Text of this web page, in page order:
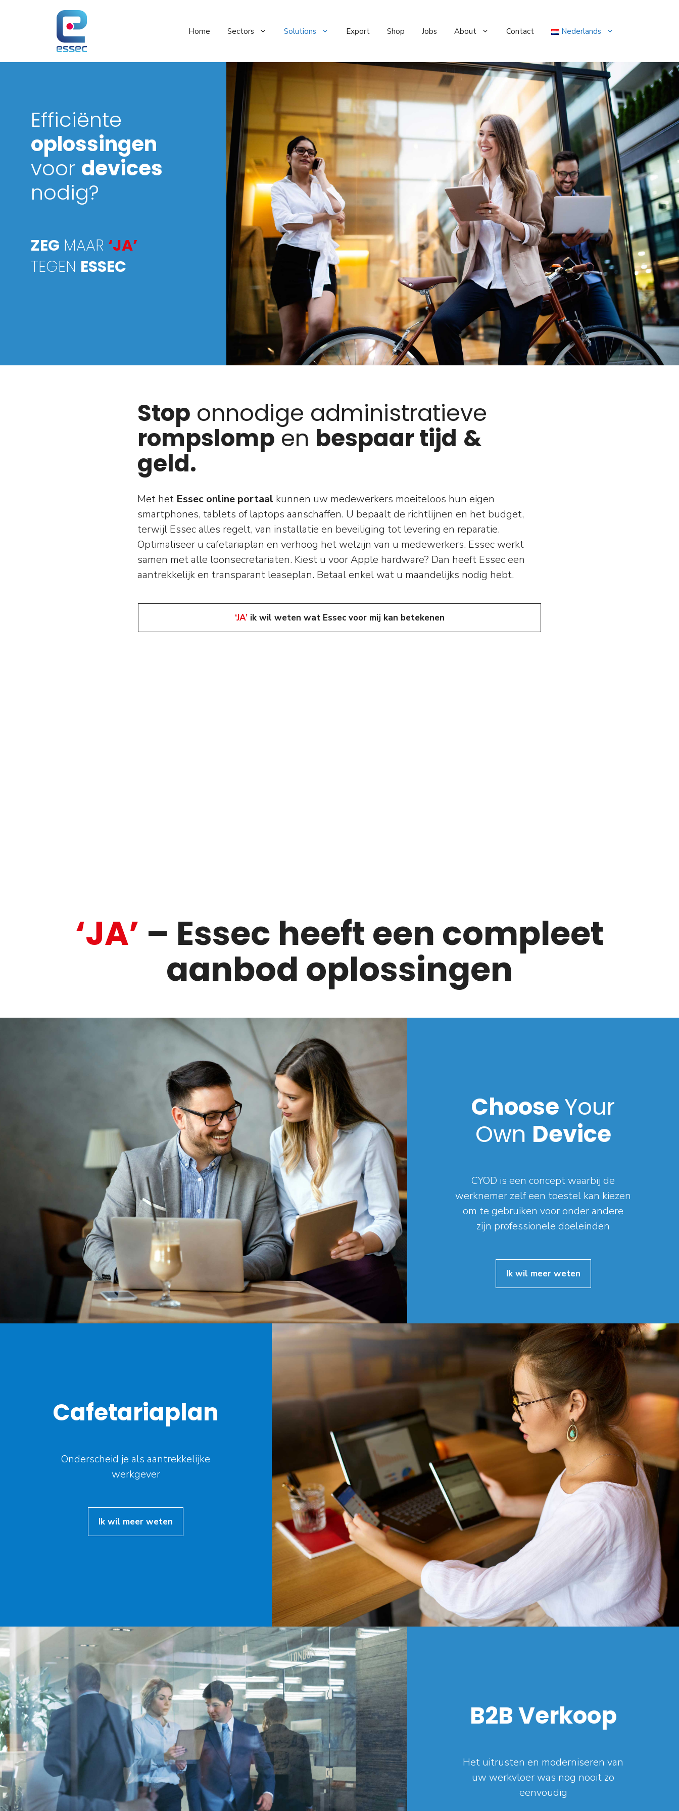
Home Sectors Solutions Export Shop Jobs About Contact Nederlands
Efficiënte
oplossingen
voor devices
nodig?
ZEG MAAR ‘JA’
TEGEN ESSEC
Stop onnodige administratieve
rompslomp en bespaar tijd &
geld.
Met het Essec online portaal kunnen uw medewerkers moeiteloos hun eigen
smartphones, tablets of laptops aanschaffen. U bepaalt de richtlijnen en het budget,
terwijl Essec alles regelt, van installatie en beveiliging tot levering en reparatie.
Optimaliseer u cafetariaplan en verhoog het welzijn van u medewerkers. Essec werkt
samen met alle loonsecretariaten. Kiest u voor Apple hardware? Dan heeft Essec een
aantrekkelijk en transparant leaseplan. Betaal enkel wat u maandelijks nodig hebt.
‘JA’ik wil weten wat Essec voor mij kan betekenen
‘JA’ – Essec heeft een compleet
aanbod oplossingen
ChooseYour
Own Device
CYOD is een concept waarbij de
werknemer zelf een toestel kan kiezen
om te gebruiken voor onder andere
zijn professionele doeleinden
Ik wil meer weten
Cafetariaplan
Onderscheid je als aantrekkelijke
werkgever
Ik wil meer weten
B2B Verkoop
Het uitrusten en moderniseren van
uw werkvloer was nog nooit zo
eenvoudig